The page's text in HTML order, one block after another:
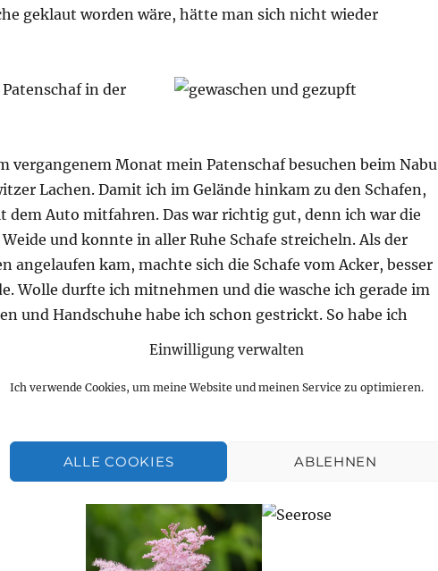
Einwilligung verwalten
Ich verwende Cookies, um meine Website und meinen Service zu optimieren.
ALLE COOKIES ABLEHNEN
geklaut worden wäre, hätte man sich nicht wieder
vergangenem Monat mein Patenschaf besuchen beim Nabu
Lachen. Damit ich im Gelände hinkam zu den Schafen,
dem Auto mitfahren. Das war richtig gut, denn ich war die
und konnte in aller Ruhe Schafe streicheln. Als der
angelaufen kam, machte sich die Schafe vom Acker, besser
Wolle durfte ich mitnehmen und die wasche ich gerade im
und Handschuhe habe ich schon gestrickt. So habe ich
Verschenken vor dem Winter.
gerade die schönste Zeit. Alles blüht üppig und Herr E. hat
Frosch in seinem Teich. Seit Jahren hat er sich das
sehen, was sich noch alles ansiedeln wird in unserem